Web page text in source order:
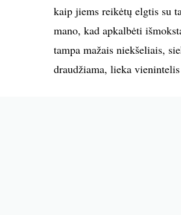
kaip jiems reikėtų elgtis su
mano, kad apkalbėti
tampa mažais niekšeliais,
draudžiama, lieka